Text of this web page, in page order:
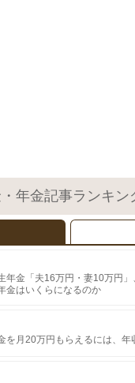
年金記事ランキン
年金「夫16万円・妻10万円
金はいくらになるのか
を月20万円もらえるには、年